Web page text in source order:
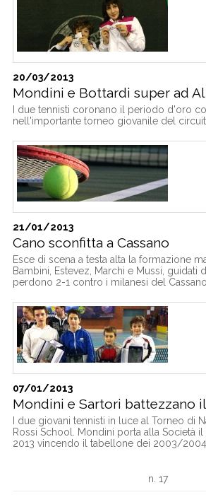
20/03/2013
Mondini e Bottardi super ad
I due tennisti coronano il periodo d'oro
nell'importante torneo giovanile del
21/01/2013
Cano sconfitta a Cassano
Esce di scena a testa alta la formazione
Bambini, Estevez, Marchi e Mussi, guidati
perdono 2-1 contro i milanesi del
07/01/2013
Mondini e Sartori battezzano il
I due giovani tennisti in luce al Torneo di
Rossi School. Mondini porta alla Società
2013 vincendo il tabellone dei 2003/
n. 17